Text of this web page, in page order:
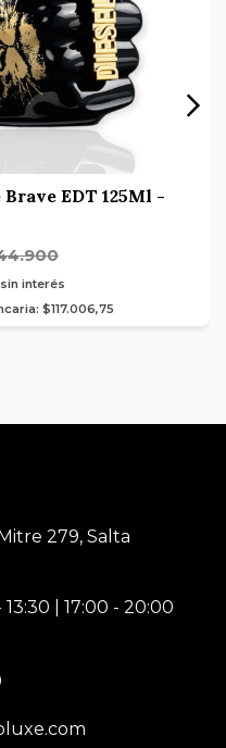
EDT 125Ml -
interés
$117.006,75
279, Salta
| 17:00 - 20:00